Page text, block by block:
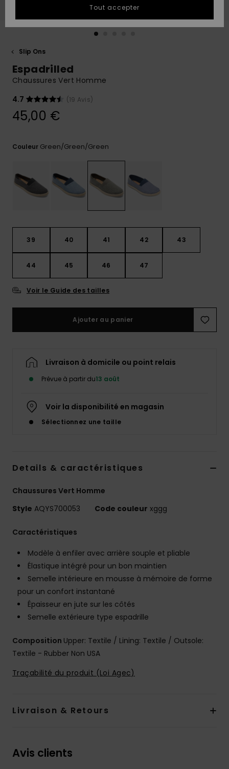
conversation
à votre
Démarrer
réponses
les plus
fréquentes
et notre
contact.
Consulter
la FAQ
Slip Ons
Espadrilled
Chaussures Vert Homme
4.7
(19 Avis)
45,00 €
Couleur Green/green/green
39 40 41 42 43
44 45 46 47
Voir le Guide des tailles
Ajouter au panier
Livraison à domicile ou point relais
Prévue à partir du13 août
Voir la disponibilité en magasin
Sélectionnez une taille
Details & caractéristiques
Chaussures Vert Homme
Style AQYS700053 Code couleur xggg
Caractéristiques
Modèle à enfiler avec arrière souple et pliable
Élastique intégré pour un bon maintien
Semelle intérieure en mousse à mémoire de forme
pour un confort instantané
Épaisseur en jute sur les côtés
Semelle extérieure type espadrille
Composition Upper: Textile / Lining: Textile / Outsole:
Textile - Rubber Non USA
Traçabilité du produit (Loi Agec)
Livraison & Retours
Avis clients
Tout accepter